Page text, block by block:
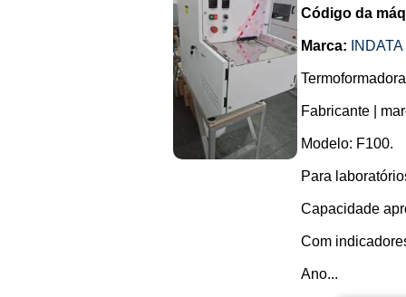
Código da
Marca: INDATA
Fabricante |
Modelo: F100.
Para
Capacidade
Com
Ano...